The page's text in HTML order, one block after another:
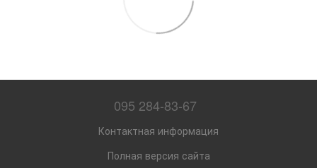
095 284-83-67
Контактная информация
Полная версия сайта